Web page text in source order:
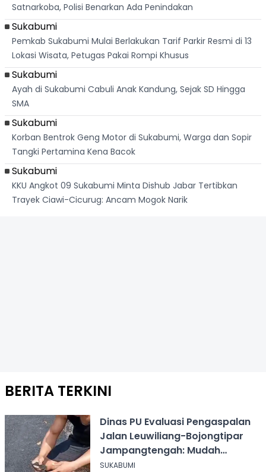
Satnarkoba, Polisi Benarkan Ada Penindakan
Sukabumi
Pemkab Sukabumi Mulai Berlakukan Tarif Parkir Resmi di 13
Lokasi Wisata, Petugas Pakai Rompi Khusus
Sukabumi
Ayah di Sukabumi Cabuli Anak Kandung, Sejak SD Hingga
SMA
Sukabumi
Korban Bentrok Geng Motor di Sukabumi, Warga dan Sopir
Tangki Pertamina Kena Bacok
Sukabumi
KKU Angkot 09 Sukabumi Minta Dishub Jabar Tertibkan
Trayek Ciawi-Cicurug: Ancam Mogok Narik
BERITA TERKINI
Dinas PU Evaluasi Pengaspalan
Jalan Leuwiliang-Bojongtipar
Jampangtengah: Mudah
Mengelupas
SUKABUMI